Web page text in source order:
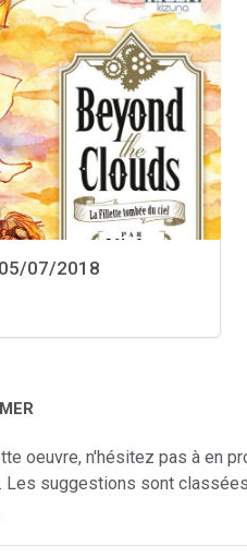
07/2018
oeuvre, n'hésitez pas à en
suggestions sont